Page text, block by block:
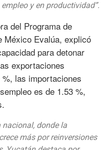
y en productividad”.
del Programa de
México Evalúa, explicó
para detonar
exportaciones
las importaciones
es de 1.53 %,
nacional, donde la
más por reinversiones